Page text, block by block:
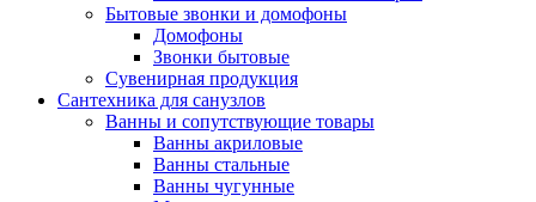
Бытовые звонки и домофоны
Домофоны
Звонки бытовые
Сувенирная продукция
Сантехника для санузлов
Ванны и сопутствующие товары
Ванны акриловые
Ванны стальные
Ванны чугунные